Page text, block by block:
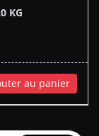
KG
au panier